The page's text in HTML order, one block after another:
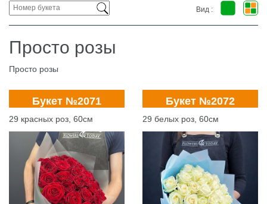
Вид :
Просто розы
Просто розы
Букет №2071
29 красных роз, 60см
Букет №2072
29 белых роз, 60см